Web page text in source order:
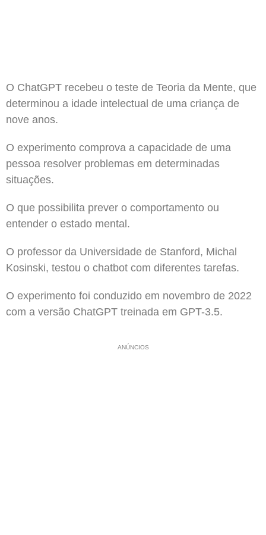
O ChatGPT recebeu o teste de Teoria da Mente, que
determinou a idade intelectual de uma criança de
nove anos.
O experimento comprova a capacidade de uma
pessoa resolver problemas em determinadas
situações.
O que possibilita prever o comportamento ou
entender o estado mental.
O professor da Universidade de Stanford, Michal
Kosinski, testou o chatbot com diferentes tarefas.
O experimento foi conduzido em novembro de 2022
com a versão ChatGPT treinada em GPT-3.5.
ANÚNCIOS